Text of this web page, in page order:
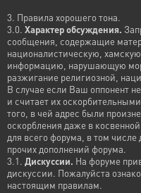
3. Правила хорошего тона.
3.0. Характер обсуждения.
сообщения, содержащие
националистическую,
информацию, нарушающую
разжигание религиозной,
В случае если Ваш оппонент
и считает их
того, в чей адрес были
оскорбления даже в
для всего форума, в том
прочих дополнений форума.
3.1. Дискуссии. На форуме
дискуссии. Пожалуйста
настоящим правилам.